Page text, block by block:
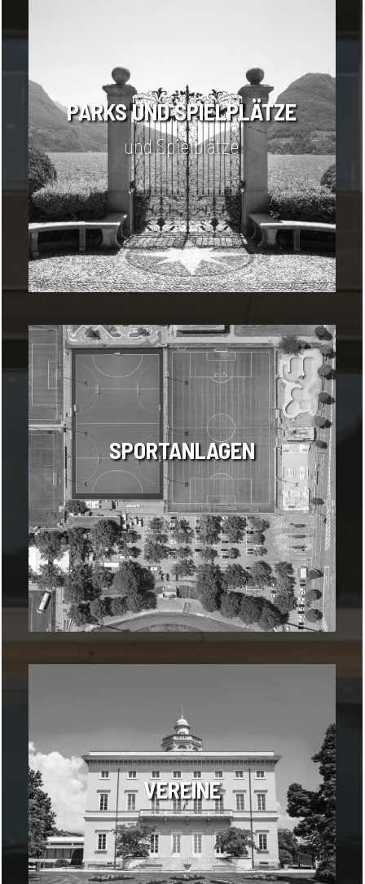
PARKS UND SPIELPLÄTZE
und Spielplätze
SPORTANLAGEN
VEREINE